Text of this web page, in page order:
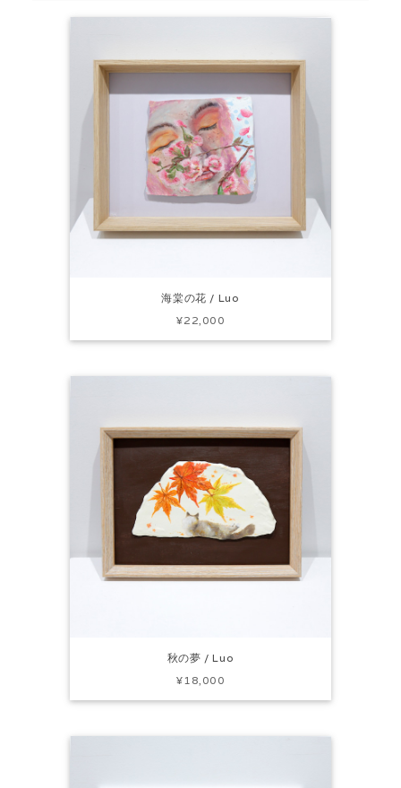
海棠の花 / Luo
¥22,000
秋の夢 / Luo
¥18,000